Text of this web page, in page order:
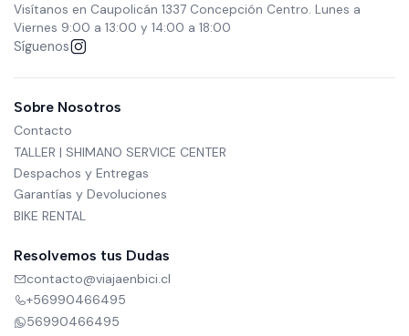
Visítanos en Caupolicán 1337 Concepción Centro. Lunes a
Viernes 9:00 a 13:00 y 14:00 a 18:00
Síguenos
Sobre Nosotros
Contacto
TALLER | SHIMANO SERVICE CENTER
Despachos y Entregas
Garantías y Devoluciones
BIKE RENTAL
Resolvemos tus Dudas
contacto@viajaenbici.cl
+56990466495
56990466495